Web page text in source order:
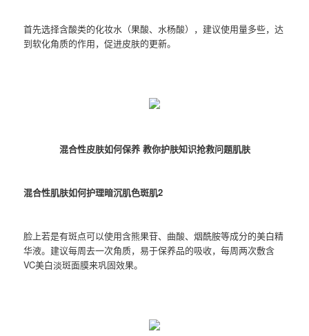
首先选择含酸类的化妆水（果酸、水杨酸），建议使用量多些，达
到软化角质的作用，促进皮肤的更新。
混合性皮肤如何保养 教你护肤知识抢救问题肌肤
混合性肌肤如何护理暗沉肌色斑肌2
脸上若是有斑点可以使用含熊果苷、曲酸、烟酰胺等成分的美白精
华液。建议每周去一次角质，易于保养品的吸收，每周两次敷含
VC美白淡斑面膜来巩固效果。